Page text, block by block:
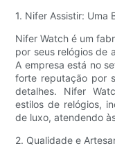
1. Nifer Assistir: Uma
Nifer Watch é um
por seus relógios de
A empresa está no
forte reputação por
detalhes. Nifer
estilos de relógios,
de luxo, atendendo
2. Qualidade e